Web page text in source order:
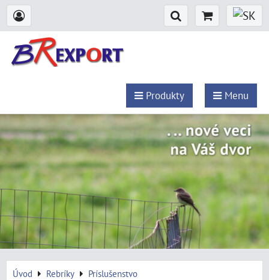
Produkty Menu
Úvod Rebríky Príslušenstvo